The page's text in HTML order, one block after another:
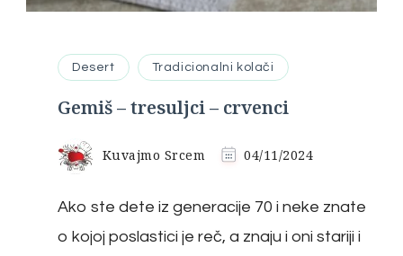
Desert Tradicionalni kolači
Gemiš – tresuljci – crvenci
Kuvajmo Srcem 04/11/2024
Ako ste dete iz generacije 70 i neke znate
o kojoj poslastici je reč, a znaju i oni stariji i